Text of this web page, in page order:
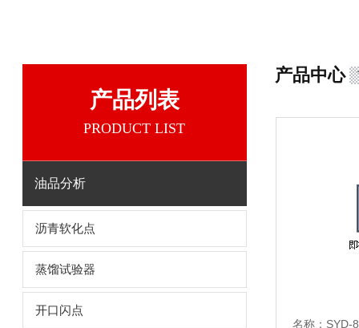
产品列表
PRODUCT LIST
油品分析
沥青软化点
蒸馏试验器
开口闪点
产品中心